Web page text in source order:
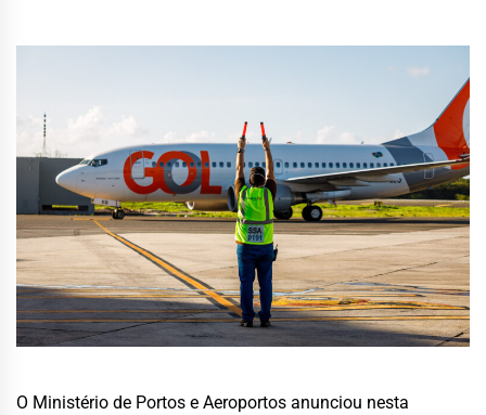
O Ministério de Portos e Aeroportos anunciou nesta